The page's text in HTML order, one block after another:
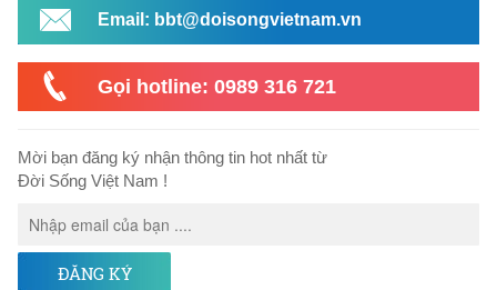
Email: bbt@doisongvietnam.vn
Gọi hotline: 0989 316 721
Mời bạn đăng ký nhận thông tin hot nhất từ
Đời Sống Việt Nam !
ĐĂNG KÝ